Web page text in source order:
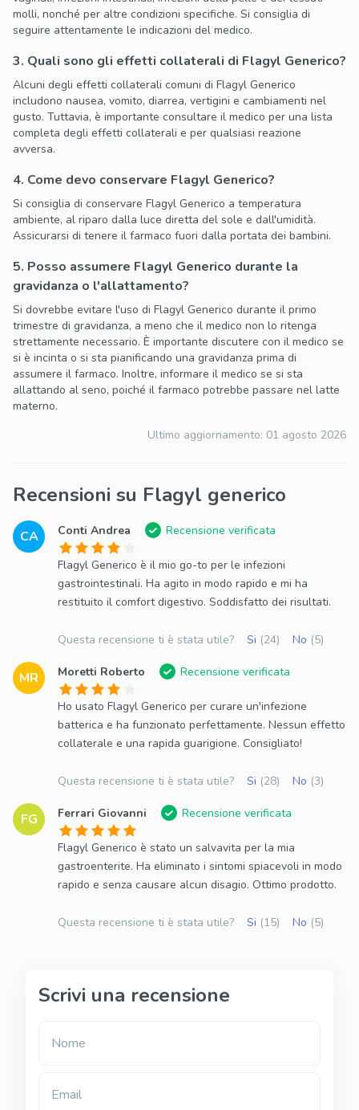
molli, nonché per altre condizioni specifiche. Si consiglia di
seguire attentamente le indicazioni del medico.
3. Quali sono gli effetti collaterali di Flagyl Generico?
Alcuni degli effetti collaterali comuni di Flagyl Generico
includono nausea, vomito, diarrea, vertigini e cambiamenti nel
gusto. Tuttavia, è importante consultare il medico per una lista
completa degli effetti collaterali e per qualsiasi reazione
avversa.
4. Come devo conservare Flagyl Generico?
Si consiglia di conservare Flagyl Generico a temperatura
ambiente, al riparo dalla luce diretta del sole e dall'umidità.
Assicurarsi di tenere il farmaco fuori dalla portata dei bambini.
5. Posso assumere Flagyl Generico durante la
gravidanza o l'allattamento?
Si dovrebbe evitare l'uso di Flagyl Generico durante il primo
trimestre di gravidanza, a meno che il medico non lo ritenga
strettamente necessario. È importante discutere con il medico se
si è incinta o si sta pianificando una gravidanza prima di
assumere il farmaco. Inoltre, informare il medico se si sta
allattando al seno, poiché il farmaco potrebbe passare nel latte
materno.
Ultimo aggiornamento: 01 agosto 2026
Recensioni su Flagyl generico
CA Conti Andrea Recensione verificata
Flagyl Generico è il mio go-to per le infezioni
gastrointestinali. Ha agito in modo rapido e mi ha
restituito il comfort digestivo. Soddisfatto dei risultati.
Questa recensione ti è stata utile? Si (24) No (5)
MR Moretti Roberto Recensione verificata
Ho usato Flagyl Generico per curare un'infezione
batterica e ha funzionato perfettamente. Nessun effetto
collaterale e una rapida guarigione. Consigliato!
Questa recensione ti è stata utile? Si (28) No (3)
FG Ferrari Giovanni Recensione verificata
Flagyl Generico è stato un salvavita per la mia
gastroenterite. Ha eliminato i sintomi spiacevoli in modo
rapido e senza causare alcun disagio. Ottimo prodotto.
Questa recensione ti è stata utile? Si (15) No (5)
Scrivi una recensione
Nome
Email